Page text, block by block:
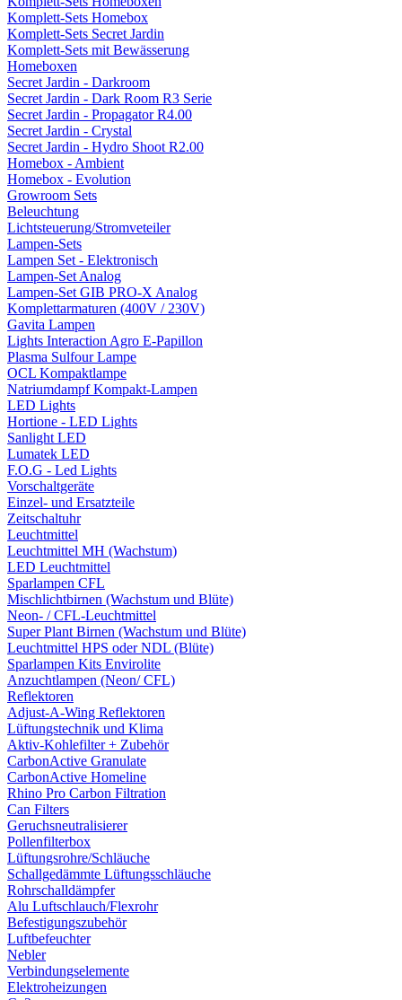
Komplett-Sets Homebox
Komplett-Sets Secret Jardin
Komplett-Sets mit Bewässerung
Homeboxen
Secret Jardin - Darkroom
Secret Jardin - Dark Room R3 Serie
Secret Jardin - Propagator R4.00
Secret Jardin - Crystal
Secret Jardin - Hydro Shoot R2.00
Homebox - Ambient
Homebox - Evolution
Growroom Sets
Beleuchtung
Lichtsteuerung/Stromveteiler
Lampen-Sets
Lampen Set - Elektronisch
Lampen-Set Analog
Lampen-Set GIB PRO-X Analog
Komplettarmaturen (400V / 230V)
Gavita Lampen
Lights Interaction Agro E-Papillon
Plasma Sulfour Lampe
OCL Kompaktlampe
Natriumdampf Kompakt-Lampen
LED Lights
Hortione - LED Lights
Sanlight LED
Lumatek LED
F.O.G - Led Lights
Vorschaltgeräte
Einzel- und Ersatzteile
Zeitschaltuhr
Leuchtmittel
Leuchtmittel MH (Wachstum)
LED Leuchtmittel
Sparlampen CFL
Mischlichtbirnen (Wachstum und Blüte)
Neon- / CFL-Leuchtmittel
Super Plant Birnen (Wachstum und Blüte)
Leuchtmittel HPS oder NDL (Blüte)
Sparlampen Kits Envirolite
Anzuchtlampen (Neon/ CFL)
Reflektoren
Adjust-A-Wing Reflektoren
Lüftungstechnik und Klima
Aktiv-Kohlefilter + Zubehör
CarbonActive Granulate
CarbonActive Homeline
Rhino Pro Carbon Filtration
Can Filters
Geruchsneutralisierer
Pollenfilterbox
Lüftungsrohre/Schläuche
Schallgedämmte Lüftungsschläuche
Rohrschalldämpfer
Alu Luftschlauch/Flexrohr
Befestigungszubehör
Luftbefeuchter
Nebler
Verbindungselemente
Elektroheizungen